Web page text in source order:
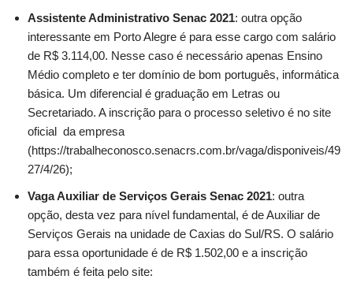
Assistente Administrativo Senac 2021: outra opção
interessante em Porto Alegre é para esse cargo com salário
de R$ 3.114,00. Nesse caso é necessário apenas Ensino
Médio completo e ter domínio de bom português, informática
básica. Um diferencial é graduação em Letras ou
Secretariado. A inscrição para o processo seletivo é no site
oficial da empresa
(https://trabalheconosco.senacrs.com.br/vaga/disponiveis/49
27/4/26);
Vaga Auxiliar de Serviços Gerais Senac 2021: outra
opção, desta vez para nível fundamental, é de Auxiliar de
Serviços Gerais na unidade de Caxias do Sul/RS. O salário
para essa oportunidade é de R$ 1.502,00 e a inscrição
também é feita pelo site: